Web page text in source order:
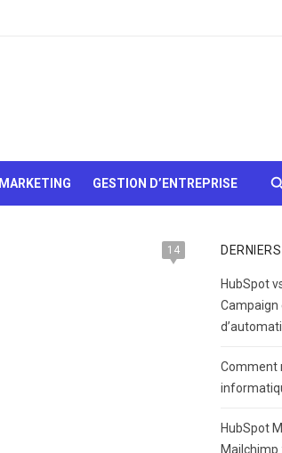
chocolats…
MARKETING GESTION D’ENTREPRISE
14
HubSpot
Campaign
Comment
HubSpot
Mailchimp